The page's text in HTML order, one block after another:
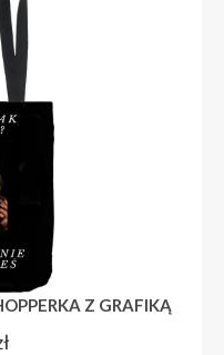
Z GRAFIKĄ